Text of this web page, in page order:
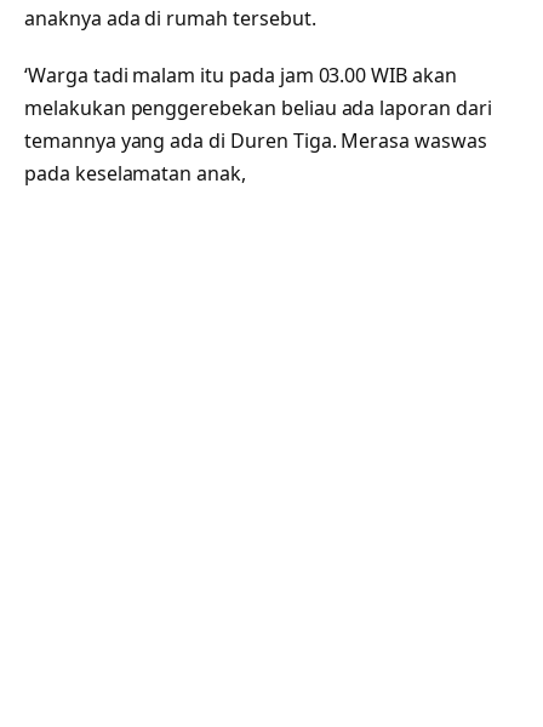
anaknya ada di rumah tersebut.
‘Warga tadi malam itu pada jam 03.00 WIB akan
melakukan penggerebekan beliau ada laporan dari
temannya yang ada di Duren Tiga. Merasa waswas
pada keselamatan anak,